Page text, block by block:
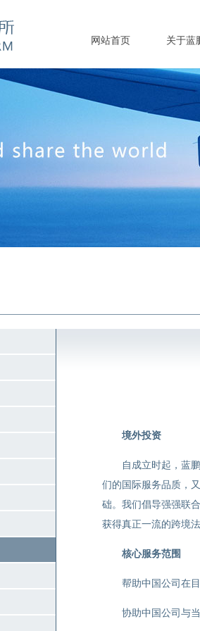
网站首页 关于蓝
境外投资
自成立时起，蓝
们的国际服务品质，
础。我们倡导强强联
获得真正一流的跨境法
核心服务范围
帮助中国公司在
协助中国公司与